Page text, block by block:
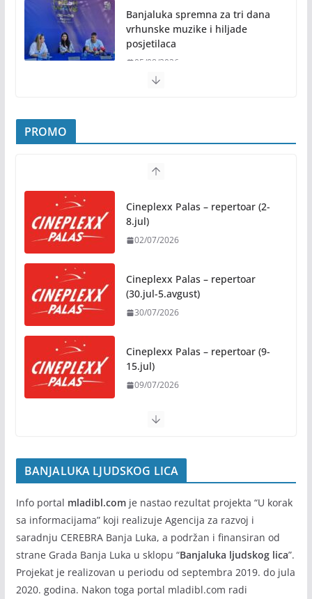
Banjaluka spremna za tri dana
vrhunske muzike i hiljade
posjetilaca
05/08/2026
04/08/2026
Zašto hiljade ljudi istovremeno osjećaju isto?
Nauka iza festivalske energije
04/08/2026
Besplatni udžbenici za sve
godine
07/08/2026
Tradicija i kreativnost u susret
Kočićevim danima
07/08/2026
PROMO
Cineplexx Palas – repertoar (2-
8.jul)
02/07/2026
Cineplexx Palas – repertoar
(30.jul-5.avgust)
30/07/2026
Cineplexx Palas – repertoar (9-
15.jul)
09/07/2026
BANJALUKA LJUDSKOG LICA
Info portal mladibl.comje nastao rezultat projekta “U korak
sa informacijama” koji realizuje Agencija za razvoj i
saradnju CEREBRA Banja Luka, a podržan i finansiran od
strane Grada Banja Luka u sklopu “Banjaluka ljudskog lica”.
Projekat je realizovan u periodu od septembra 2019. do jula
2020. godina. Nakon toga portal mladibl.com radi